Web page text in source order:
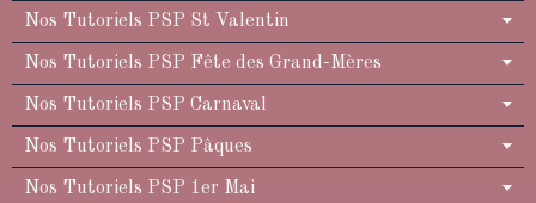
Nos Tutoriels PSP St Valentin
Nos Tutoriels PSP Fête des Grand-Mères
Nos Tutoriels PSP Carnaval
Nos Tutoriels PSP Pâques
Nos Tutoriels PSP 1er Mai